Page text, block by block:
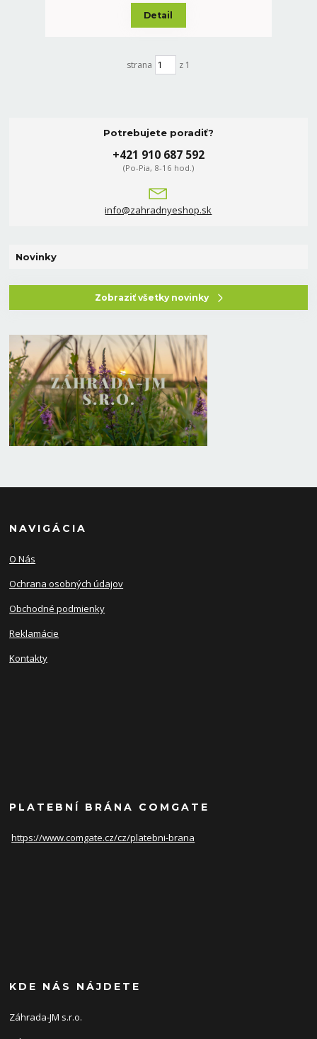
Detail
strana z 1
Potrebujete poradiť?
+421 910 687 592
(Po-Pia, 8-16 hod.)
info@zahradnyeshop.sk
Novinky
Zobraziť všetky novinky
NAVIGÁCIA
O Nás
Ochrana osobných údajov
Obchodné podmienky
Reklamácie
Kontakty
PLATEBNÍ BRÁNA COMGATE
https://www.comgate.cz/cz/platebni-brana
KDE NÁS NÁJDETE
Záhrada-JM s.r.o.